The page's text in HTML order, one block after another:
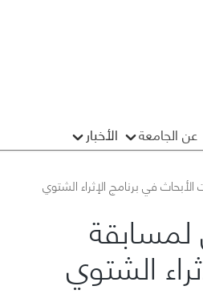
عن الجامعة الأخبار
في برنامج الإثراء الشتوي
لمسابقة
الشتوي